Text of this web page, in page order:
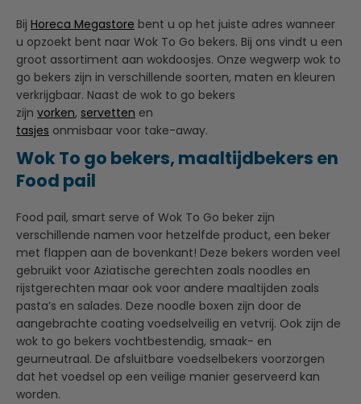
Bij Horeca Megastore bent u op het juiste adres wanneer
u opzoekt bent naar Wok To Go bekers. Bij ons vindt u een
groot assortiment aan wokdoosjes. Onze wegwerp wok to
go bekers zijn in verschillende soorten, maten en kleuren
verkrijgbaar. Naast de wok to go bekers
zijn vorken, servetten en
tasjes onmisbaar voor take-away.
Wok To go bekers, maaltijdbekers en
Food pail
Food pail, smart serve of Wok To Go beker zijn
verschillende namen voor hetzelfde product, een beker
met flappen aan de bovenkant! Deze bekers worden veel
gebruikt voor Aziatische gerechten zoals noodles en
rijstgerechten maar ook voor andere maaltijden zoals
pasta’s en salades. Deze noodle boxen zijn door de
aangebrachte coating voedselveilig en vetvrij. Ook zijn de
wok to go bekers vochtbestendig, smaak- en
geurneutraal. De afsluitbare voedselbekers voorzorgen
dat het voedsel op een veilige manier geserveerd kan
worden.